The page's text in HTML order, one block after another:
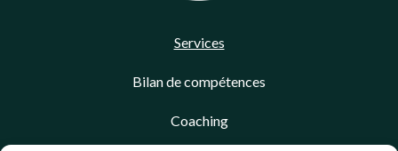
Services
Bilan de compétences
Coaching